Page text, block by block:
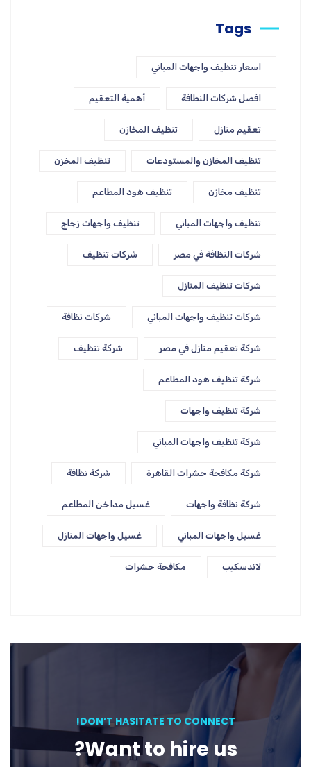
Tags
اسعار تنظيف واجهات المباني
افضل شركات النظافة أهمية التعقيم
تعقيم منازل تنظيف المخازن
تنظيف المخازن والمستودعات تنظيف المخزن
تنظيف مخازن تنظيف هود المطاعم
تنظيف واجهات المباني تنظيف واجهات زجاج
شركات النظافة في مصر شركات تنظيف
شركات تنظيف المنازل
شركات تنظيف واجهات المباني شركات نظافة
شركة تعقيم منازل في مصر شركة تنظيف
شركة تنظيف هود المطاعم
شركة تنظيف واجهات
شركة تنظيف واجهات المباني
شركة مكافحة حشرات القاهرة شركة نظافة
شركة نظافة واجهات غسيل مداخن المطاعم
غسيل واجهات المباني غسيل واجهات المنازل
لاندسكيب مكافحة حشرات
DON’T HASITATE TO CONNECT!
Want to hire us?